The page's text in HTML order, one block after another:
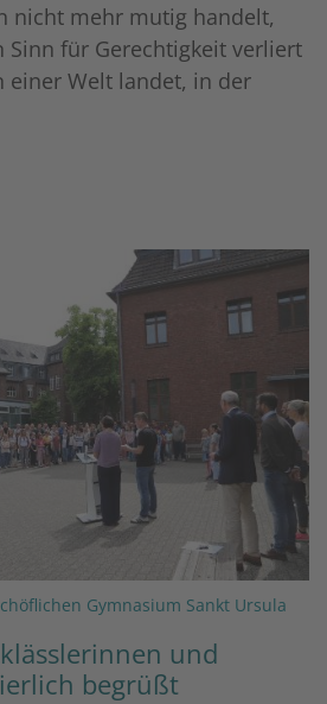
nicht mehr mutig handelt,
Sinn für Gerechtigkeit verliert
einer Welt landet, in der
Gymnasium Sankt Ursula
und
begrüßt